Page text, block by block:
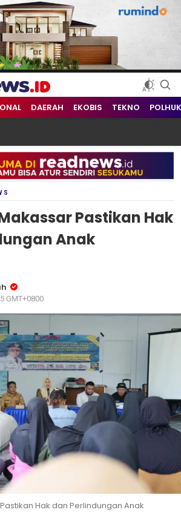
Terbaru Hari ini dari Indonesia dan Dunia
DAERAH EKOBIS TEKNO
Pastikan Hak
Anak
GMT+0800
Hak dan Perlindungan Anak